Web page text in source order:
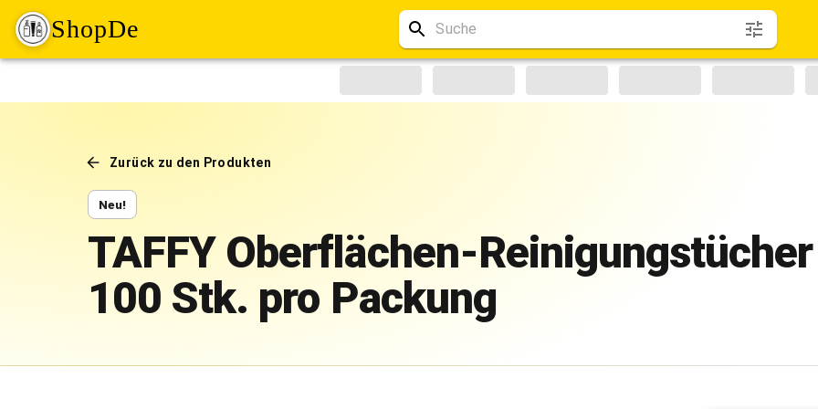
ShopDe
Zurück zu den Produkten
Neu!
TAFFY Oberflächen-
100 Stk. pro Packung